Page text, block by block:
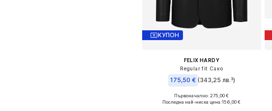
КУПОН
FELIX HARDY
Regular fit Сако
175,50 € (343,25 лв.³)
Първоначално: 275,00 €
Последна най-ниска цена:156,00 €